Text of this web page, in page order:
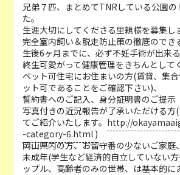
兄弟７匹、まとめてTNRしている公園
た。
生涯大切にしてくださる里親様を募集し
完全室内飼い＆脱走防止策の徹底のでき
生後6ヶ月までに、必ず不妊手術が出来る
終生可愛がって健康管理をきちんとして
ペット可住宅にお住まいの方(賃貸、集
ット可であることをご確認下さい)、
誓約書へのご記入、身分証明書のご提示
写真付きの近況報告が了承いただける
てご紹介いたします。 http://
-category-6.html )
岡山県内の方、お留守番の少ないご家庭
未成年(学生など経済的自立していない
ップル、高齢者のみの世帯、は基本的に